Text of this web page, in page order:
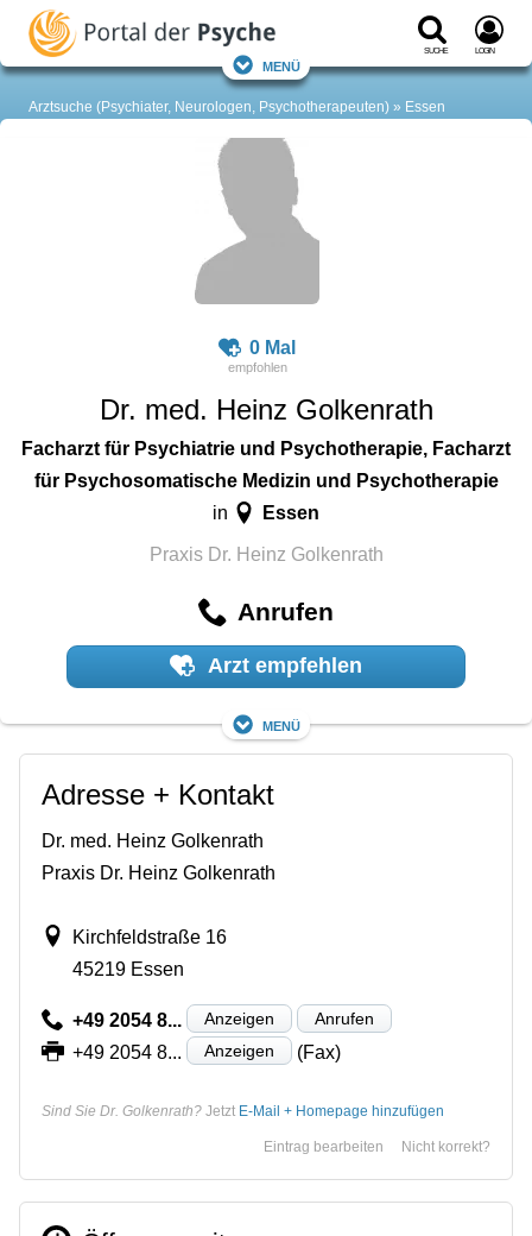
Suche Login
Menü
Arztsuche (Psychiater, Neurologen, Psychotherapeuten) Essen
0 Mal
Dr. med. Heinz Golkenrath
Facharzt für Psychiatrie und Psychotherapie, Facharzt
für Psychosomatische Medizin und Psychotherapie
in Essen
Praxis Dr. Heinz Golkenrath
Anrufen
Arzt empfehlen
Menü
Adresse + Kontakt
Dr. med. Heinz Golkenrath
Praxis Dr. Heinz Golkenrath
Kirchfeldstraße 16
45219 Essen
+49 2054 8... Anzeigen Anrufen
+49 2054 8... Anzeigen (Fax)
Sind Sie Dr. Golkenrath? Jetzt E-Mail + Homepage hinzufügen
Nicht korrekt?
Eintrag bearbeiten